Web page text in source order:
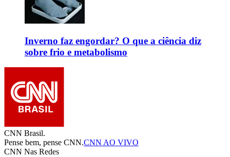
Inverno faz engordar? O que a ciência diz
sobre frio e metabolismo
CNN Brasil.
Pense bem, pense CNN.CNN AO VIVO
CNN Nas Redes